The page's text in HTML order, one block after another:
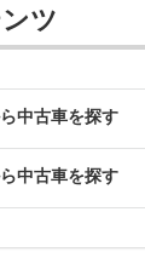
ツ
中古車を探す
中古車を探す